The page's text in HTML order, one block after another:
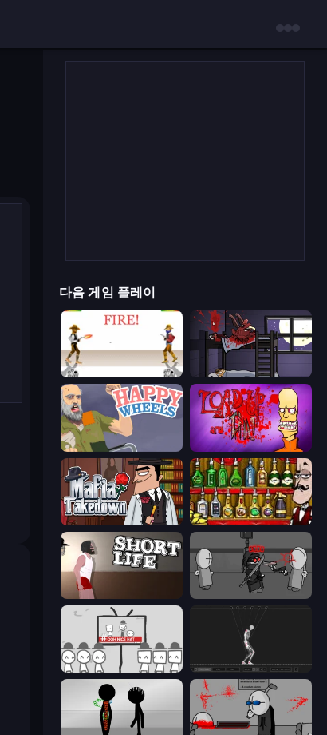
다음 게임 플레이
Gunblood The Visitor
Happy Wheels Load Up and Kill
Mafia Takedown Bartender The Right Mix
Short Life Madness Project Nexus
We Become What We Behold Skeleton Simulator